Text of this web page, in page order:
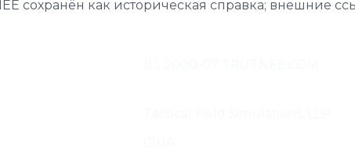
сохранён как историческая справка; внешние